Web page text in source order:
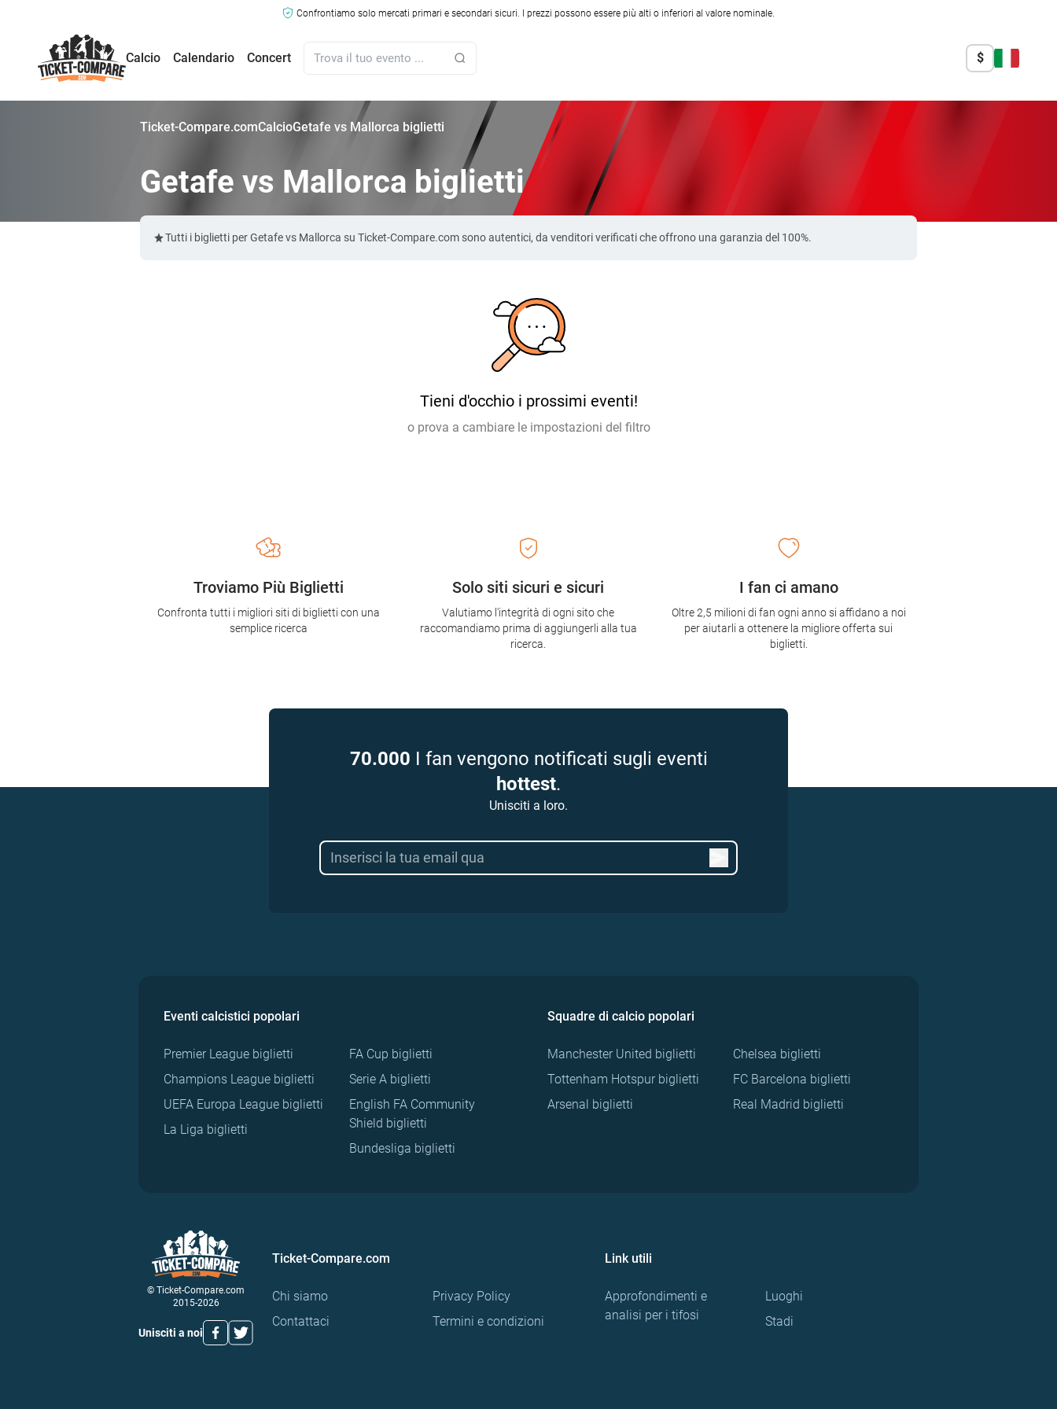
Confrontiamo solo mercati primari e secondari sicuri. I prezzi possono essere più alti o inferiori al valore nominale.
Calcio Calendario Concert $
Ticket-Compare.comCalcioGetafe vs Mallorca biglietti
Getafe vs Mallorca biglietti
Tutti i biglietti per Getafe vs Mallorca su Ticket-Compare.com sono autentici, da venditori verificati che offrono una garanzia del 100%.
Tieni d'occhio i prossimi eventi!
o prova a cambiare le impostazioni del filtro
Solo siti sicuri e sicuri
Valutiamo l'integrità di ogni sito che
raccomandiamo prima di aggiungerli alla tua
ricerca.
Troviamo Più Biglietti
Confronta tutti i migliori siti di biglietti con una
semplice ricerca
I fan ci amano
Oltre 2,5 milioni di fan ogni anno si affidano a noi
per aiutarli a ottenere la migliore offerta sui
biglietti.
70.000 I fan vengono notificati sugli eventi
hottest.
Unisciti a loro.
Eventi calcistici popolari
Premier League biglietti
Champions League biglietti
UEFA Europa League biglietti
La Liga biglietti
FA Cup biglietti
Serie A biglietti
English FA Community
Shield biglietti
Bundesliga biglietti
Squadre di calcio popolari
Manchester United biglietti
Tottenham Hotspur biglietti
Arsenal biglietti
Chelsea biglietti
FC Barcelona biglietti
Real Madrid biglietti
© Ticket-Compare.com
2015-2026
Unisciti a noi
Ticket-Compare.com
Chi siamo
Contattaci
Privacy Policy
Termini e condizioni
Link utili
Approfondimenti e
analisi per i tifosi
Luoghi
Stadi